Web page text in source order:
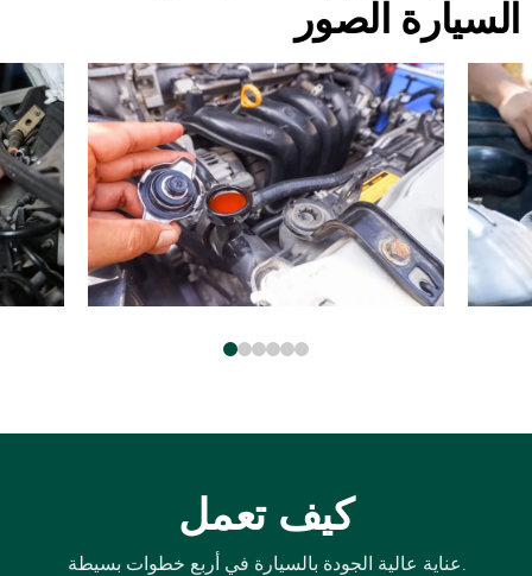
السيارة الصور
كيف تعمل
عناية عالية الجودة بالسيارة في أربع خطوات بسيطة.